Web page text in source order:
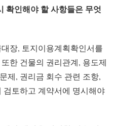
확인해야 할 사항들은 무엇
장, 토지이용계획확인서를
한 건물의 권리관계, 용도제
제, 권리금 회수 관련 조항,
토하고 계약서에 명시해야